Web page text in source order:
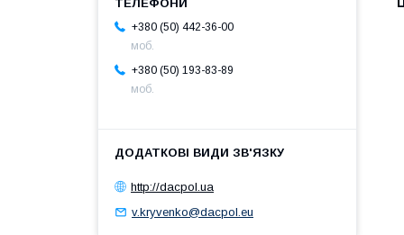
+380 (50) 442-36-00
моб.
+380 (50) 193-83-89
моб.
http://dacpol.ua
v.kryvenko@dacpol.eu